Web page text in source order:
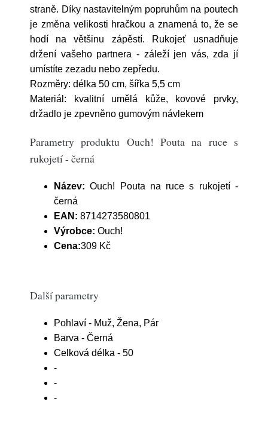
straně. Díky nastavitelným popruhům na poutech
je změna velikosti hračkou a znamená to, že se
hodí na většinu zápěstí. Rukojeť usnadňuje
držení vašeho partnera - záleží jen vás, zda jí
umístíte zezadu nebo zepředu.
Rozměry: délka 50 cm, šířka 5,5 cm
Materiál: kvalitní umělá kůže, kovové prvky,
držadlo je zpevněno gumovým návlekem
Parametry produktu Ouch! Pouta na ruce s
rukojetí - černá
Název: Ouch! Pouta na ruce s rukojetí -
černá
EAN: 8714273580801
Výrobce: Ouch!
Cena:309 Kč
Další parametry
Pohlaví - Muž, Žena, Pár
Barva - Černá
Celková délka - 50
-
-
-